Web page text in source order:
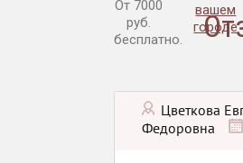
От 7000
руб.
бесплатно.
вашем
городе
Цветкова
Федоровна